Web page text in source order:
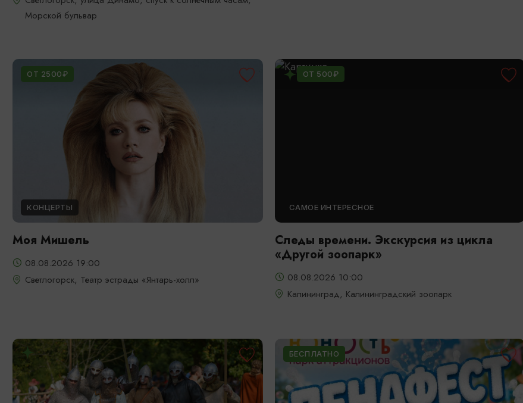
Морской бульвар
ОТ 2500₽
КОНЦЕРТЫ
Моя Мишель
08.08.2026 19:00
Светлогорск, Театр эстрады «Янтарь-холл»
ОТ 500₽
САМОЕ ИНТЕРЕСНОЕ
Следы времени. Экскурсия из цикла
«Другой зоопарк»
08.08.2026 10:00
Калининград, Калининградский зоопарк
БЕСПЛАТНО